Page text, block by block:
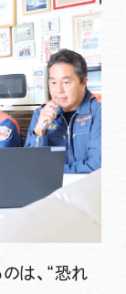
は、 “恐れ